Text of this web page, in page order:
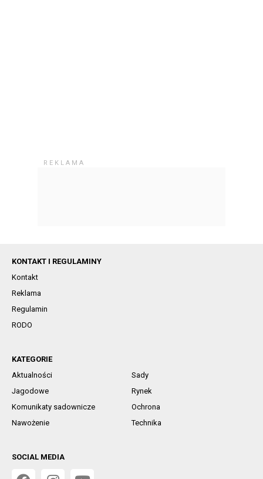
KONTAKT I REGULAMINY
Kontakt
Reklama
Regulamin
RODO
KATEGORIE
Aktualności
Sady
Jagodowe
Rynek
Komunikaty sadownicze
Ochrona
Nawożenie
Technika
SOCIAL MEDIA